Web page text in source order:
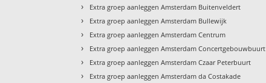
› Extra groep aanleggen Amsterdam Buitenveldert
› Extra groep aanleggen Amsterdam Bullewijk
› Extra groep aanleggen Amsterdam Centrum
› Extra groep aanleggen Amsterdam Concertgebouwbuurt
› Extra groep aanleggen Amsterdam Czaar Peterbuurt
› Extra groep aanleggen Amsterdam da Costakade